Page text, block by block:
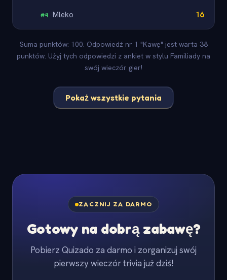
#4 Mleko 16
Suma punktów: 100. Odpowiedź nr 1 "Kawę" jest warta 38
punktów. Użyj tych odpowiedzi z ankiet w stylu Familiady na
swój wieczór gier!
Pokaż wszystkie pytania
ZACZNIJ ZA DARMO
Gotowy na dobrą zabawę?
Pobierz Quizado za darmo i zorganizuj swój
pierwszy wieczór trivia już dziś!